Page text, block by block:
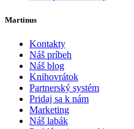
Martinus
Kontakty
Náš príbeh
Náš blog
Knihovrátok
Partnerský systém
Pridaj sa k nám
Marketing
Náš labák